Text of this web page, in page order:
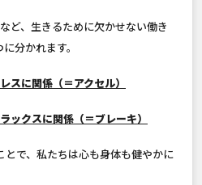
ど、生きるために欠かせない働き
分かれます。
スに関係（＝アクセル）
ックスに関係（＝ブレーキ）
とで、私たちは心も身体も健やかに